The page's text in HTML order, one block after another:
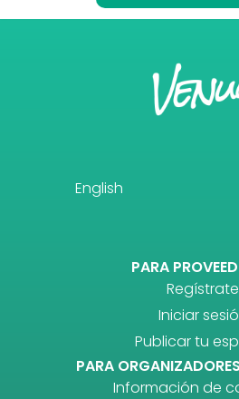
English
PARA
Regístrate
Iniciar
Publicar tu
PARA
Información de